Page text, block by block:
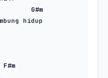
G#m
F#m